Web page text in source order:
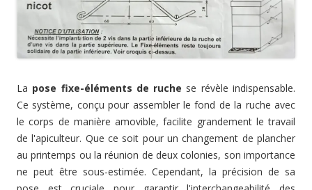
La pose fixe-éléments de ruche se révèle indispensable.
Ce système, conçu pour assembler le fond de la ruche avec
le corps de manière amovible, facilite grandement le travail
de l'apiculteur. Que ce soit pour un changement de plancher
au printemps ou la réunion de deux colonies, son importance
ne peut être sous-estimée. Cependant, la précision de sa